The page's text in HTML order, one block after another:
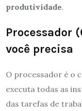
produtividade.
Processador
você precisa
O processador é o
executa todas as
das tarefas de